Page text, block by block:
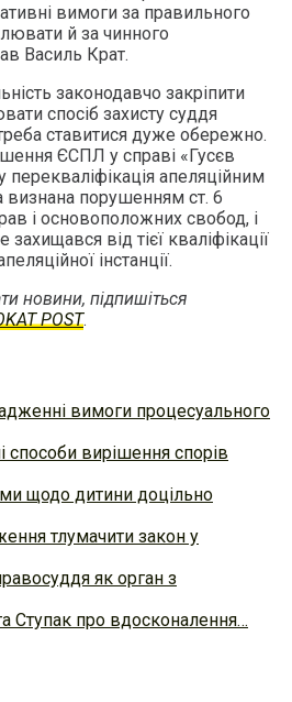
вимоги за правильного
й за чинного
Василь Крат.
законодавчо закріпити
спосіб захисту суддя
ставитися дуже обережно.
ЄСПЛ у справі «Гусєв
перекваліфікація апеляційним
визнана порушенням ст. 6
і основоположних свобод, і
від тієї кваліфікації
інстанції.
новини, підпишіться
POST.
вимоги процесуального
способи вирішення спорів
щодо дитини доцільно
тлумачити закон у
як орган з
Ступак про вдосконалення…